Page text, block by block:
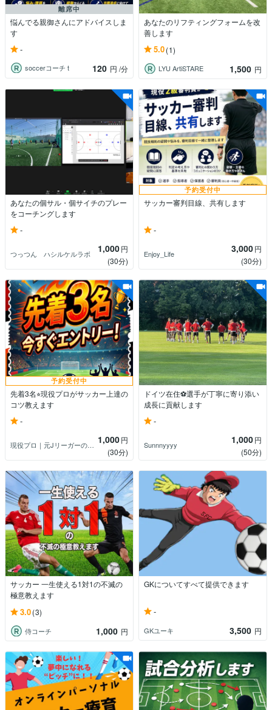
離席中
悩んでる親御さんにアドバイスしま
す
-
soccerコーチ t 120 円 /分
あなたのリフティングフォームを改
善します
5.0(1)
LYU ArtiSTARE 1,500 円
あなたの個サル・個サイチのプレー
をコーチングします
-
つっつん ハシルケルラボ 1,000円
(30分)
予約受付中
サッカー審判目線、共有します
-
Enjoy_Life 3,000円
(30分)
予約受付中
先着3名⭐︎現役プロがサッカー上達の
コツ教えます
-
現役プロ｜元Jリーガーの文武両道コーチ 1,000円
(30分)
ドイツ在住⚽️選手が丁寧に寄り添い
成長に貢献します
-
Sunnnyyyy 1,000円
(50分)
サッカー 一生使える1対1の不滅の
極意教えます
3.0(3)
侍コーチ 1,000 円
GKについてすべて提供できます
-
GKユーキ 3,500 円